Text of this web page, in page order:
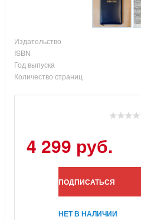
Издательство
ISBN
Год выпуска
Количество страниц
4 299 руб.
ПОДПИСАТЬСЯ
НЕТ В НАЛИЧИИ